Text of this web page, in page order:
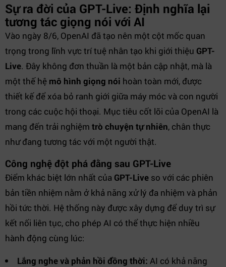
Sự ra đời của GPT-Live: Định nghĩa lại
tương tác giọng nói với AI
Vào ngày 8/6, OpenAI đã tạo nên một cột mốc quan
trọng trong lĩnh vực trí tuệ nhân tạo khi giới thiệu GPT-
Live. Đây không đơn thuần là một bản cập nhật, mà là
một thế hệ mô hình giọng nói hoàn toàn mới, được
thiết kế để xóa bỏ ranh giới giữa máy móc và con người
trong các cuộc hội thoại. Mục tiêu cốt lõi của OpenAI là
mang đến trải nghiệm trò chuyện tự nhiên, chân thực
như đang tương tác với một người thật.
Công nghệ đột phá đằng sau GPT-Live
Điểm khác biệt lớn nhất của GPT-Live so với các phiên
bản tiền nhiệm nằm ở khả năng xử lý đa nhiệm và phản
hồi tức thời. Hệ thống này được xây dựng để duy trì sự
kết nối liên tục, cho phép AI có thể thực hiện nhiều
hành động cùng lúc:
Lắng nghe và phản hồi đồng thời: AI có khả năng